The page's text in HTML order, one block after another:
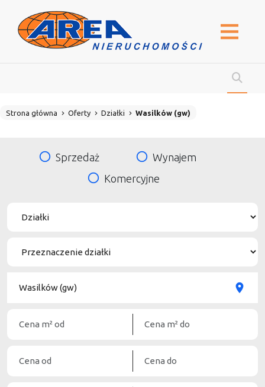
Strona główna Oferty Działki Wasilków (gw)
Sprzedaż
Wynajem
Komercyjne